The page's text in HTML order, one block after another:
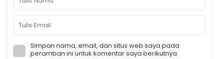
Simpan nama, email, dan situs web saya pada
peramban ini untuk komentar saya berikutnya.